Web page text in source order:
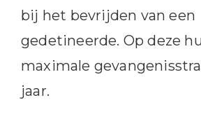
bij het bevrijden van een
gedetineerde. Op deze
maximale
jaar.